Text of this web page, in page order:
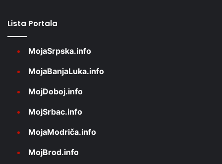
Lista Portala
MojaSrpska.info
MojaBanjaLuka.info
MojDoboj.info
MojSrbac.info
MojaModriča.info
MojBrod.info